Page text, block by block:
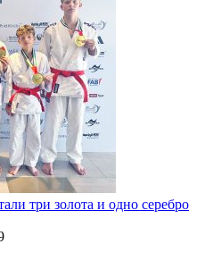
три золота и одно серебро